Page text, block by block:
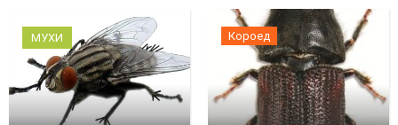
МУХИ Короед